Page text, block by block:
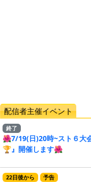
配信者主催イベント
終了
🌺7/19(日)20時~スト６大
🏆』開催します🌺
22日後から 予告